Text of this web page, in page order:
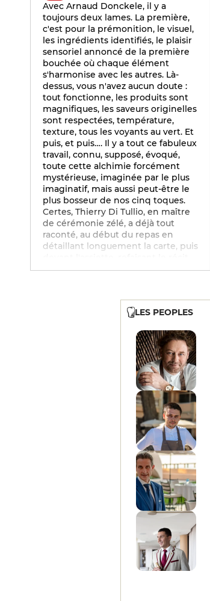
Avec Arnaud Donckele, il y a
toujours deux lames. La première,
c'est pour la prémonition, le visuel,
les ingrédients identifiés, le plaisir
sensoriel annoncé de la première
bouchée où chaque élément
s'harmonise avec les autres. Là-
dessus, vous n'avez aucun doute :
tout fonctionne, les produits sont
magnifiques, les saveurs originelles
sont respectées, température,
texture, tous les voyants au vert. Et
puis, et puis…. Il y a tout ce fabuleux
travail, connu, supposé, évoqué,
toute cette alchimie forcément
mystérieuse, imaginée par le plus
imaginatif, mais aussi peut-être le
plus bosseur de nos cinq toques.
Certes, Thierry Di Tullio, en maître
de cérémonie zélé, a déjà tout
raconté, au début du repas en
détaillant longuement la carte, puis
d'une autre manière, détaillant les
avant même de l'entamer. Mais la
deuxième lame… Elle vous emporte
sûreté, elle vous révèle le non-dit
et même l'inédit, qui est peut-être
dans le jus de lapin infusé au
vinaigre de Barolo, cachant aussi le
romarin, l'olive noire, le jambon
corse pour produire le plus
extraordinaire élixir accompagné
cette entrée d'apparence rustique,
lapereau, râble, côte, abats… "Une
évocation d'un plat des restes du
lapin de la veille dont la grand-
mère faisait une salade froide en
entrée" ajoute Thierry avec
enthousiasme. Dans ce cadre
idyllique, Saint-Tropez comme on
le voit rarement, scintillant de
vous appréciez le coucher de soleil
sur cette terrasse d'un luxe serein,
chaque plat possède ainsi cette
magie à deux lames, le saint-pierre
LES PEOPLES